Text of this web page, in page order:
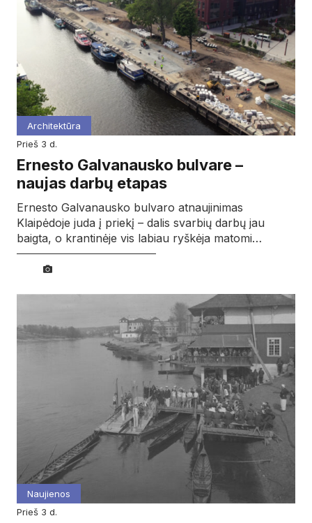
Architektūra
prieš 3 d.
Ernesto Galvanausko bulvare –
naujas darbų etapas
Ernesto Galvanausko bulvaro atnaujinimas
Klaipėdoje juda į priekį – dalis svarbių darbų jau
baigta, o krantinėje vis labiau ryškėja matomi…
Naujienos
prieš 3 d.